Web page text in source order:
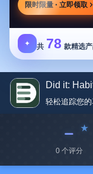
限时限量 · 立即领取
✦ 共 78 款精选
Did it:
轻松追踪您的
﹣
0 个评分